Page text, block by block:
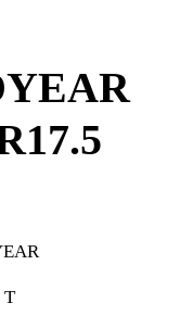
T